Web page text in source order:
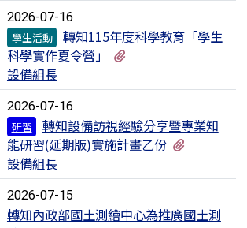
2026-07-16
學生活動
轉知115年度科學教育「學生
科學實作夏令營」
設備組長
2026-07-16
研習
轉知設備訪視經驗分享暨專業知
能研習(延期版)實施計畫乙份
設備組長
2026-07-15
轉知內政部國土測繪中心為推廣國土測